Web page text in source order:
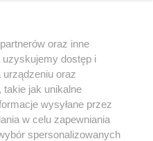
oraz inne
dostęp i
oraz
takie jak unikalne
wysyłane przez
w celu zapewniania
spersonalizowanych